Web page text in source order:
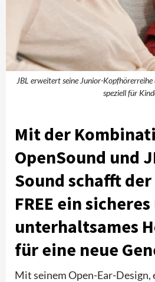
JBL erweitert seine Junior-
speziell für
Mit der
OpenSound und
Sound schafft
FREE ein
unterhaltsames
für eine neue
Mit seinem Open-Ear-